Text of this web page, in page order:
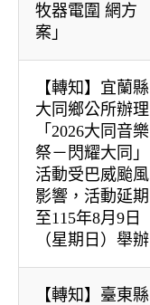
牧器電圍 網方
案」
【轉知】宜蘭縣
大同鄉公所辦理
「2026大同音樂
祭－閃耀大同」
活動受巴威颱風
影響，活動延期
至115年8月9日
（星期日）舉辦
【轉知】臺東縣